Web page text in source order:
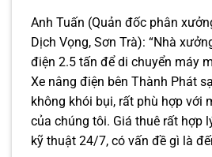
Anh Tuấn (Quản đốc phân
Dịch Vọng, Sơn Trà): “Nhà
điện 2.5 tấn để di chuyển máy
Xe nâng điện bên Thành Phát
không khói bụi, rất phù hợp với
của chúng tôi. Giá thuê rất hợp
kỹ thuật 24/7, có vấn đề gì là